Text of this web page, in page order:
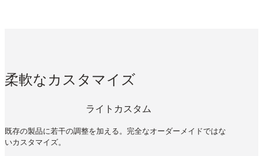
柔軟なカスタマイズ
ライトカスタム
既存の製品に若干の調整を加える。完全なオーダーメイドではな
いカスタマイズ。